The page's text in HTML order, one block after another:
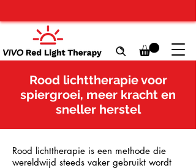
Rood lichttherapie voor
spiergroei, meer kracht en
sneller herstel
Rood lichttherapie is een methode die
wereldwijd steeds vaker gebruikt wordt